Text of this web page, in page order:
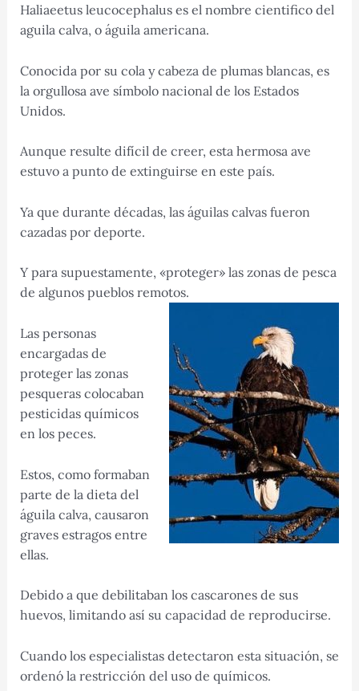
Haliaeetus leucocephalus es el nombre cientifico del
aguila calva, o águila americana.
Conocida por su cola y cabeza de plumas blancas, es
la orgullosa ave símbolo nacional de los Estados
Unidos.
Aunque resulte difícil de creer, esta hermosa ave
estuvo a punto de extinguirse en este país.
Ya que durante décadas, las águilas calvas fueron
cazadas por deporte.
Y para supuestamente, «proteger» las zonas de pesca
de algunos pueblos remotos.
Las personas
encargadas de
proteger las zonas
pesqueras colocaban
pesticidas químicos
en los peces.
Estos, como formaban
parte de la dieta del
águila calva, causaron
graves estragos entre
ellas.
Debido a que debilitaban los cascarones de sus
huevos, limitando así su capacidad de reproducirse.
Cuando los especialistas detectaron esta situación, se
ordenó la restricción del uso de químicos.